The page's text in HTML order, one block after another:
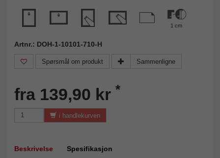
1 cm
Artnr.: DOH-1-10101-710-H
Spørsmål om produkt Sammenligne
fra 139,90 kr *
i handlekurven
Beskrivelse Spesifikasjon